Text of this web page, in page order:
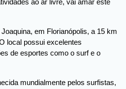
ao ar livre, vai amar este
em Florianópolis, a 15 km
local possui excelentes
de esportes como o surf e o
mundialmente pelos surfistas,